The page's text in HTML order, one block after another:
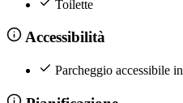
Toilette
Accessibilità
Parcheggio accessibile